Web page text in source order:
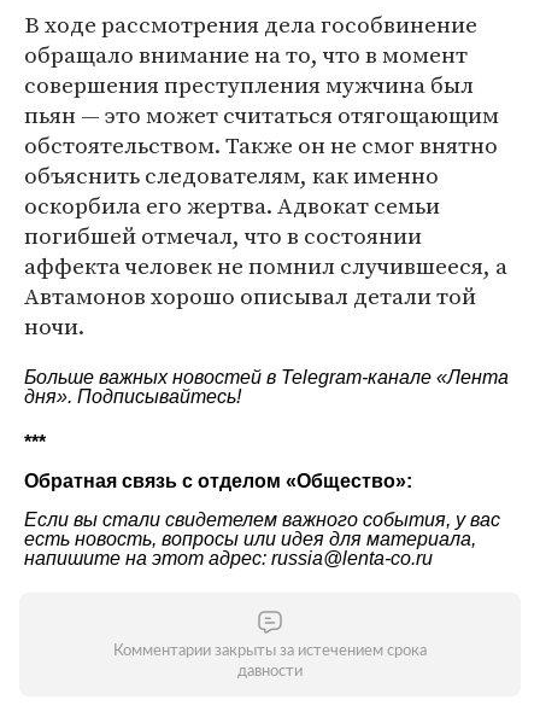
В ходе рассмотрения дела гособвинение
обращало внимание на то, что в момент
совершения преступления мужчина был
пьян — это может считаться отягощающим
обстоятельством. Также он не смог внятно
объяснить следователям, как именно
оскорбила его жертва. Адвокат семьи
погибшей отмечал, что в состоянии
аффекта человек не помнил случившееся, а
Автамонов хорошо описывал детали той
ночи.
Больше важных новостей в Telegram-канале «Лента
дня». Подписывайтесь!
***
Обратная связь с отделом «Общество»:
Если вы стали свидетелем важного события, у вас
есть новость, вопросы или идея для материала,
напишите на этот адрес: russia@lenta-co.ru
Комментарии закрыты за истечением срока
давности